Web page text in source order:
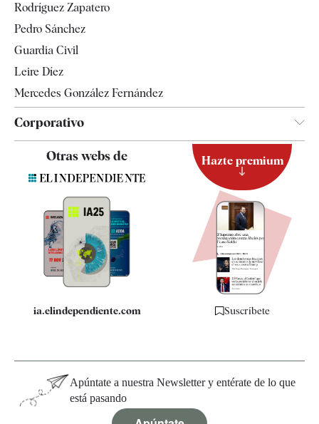
Televisión
Rodríguez Zapatero
Pedro Sánchez
Guardia Civil
Leire Díez
Mercedes González Fernández
Corporativo
Contacto
Quiénes somos
Especificaciones
Otras webs de
ia.elindependiente.com
Hazte premium
Suscríbete
Apúntate a nuestra Newsletter y entérate de lo que
está pasando